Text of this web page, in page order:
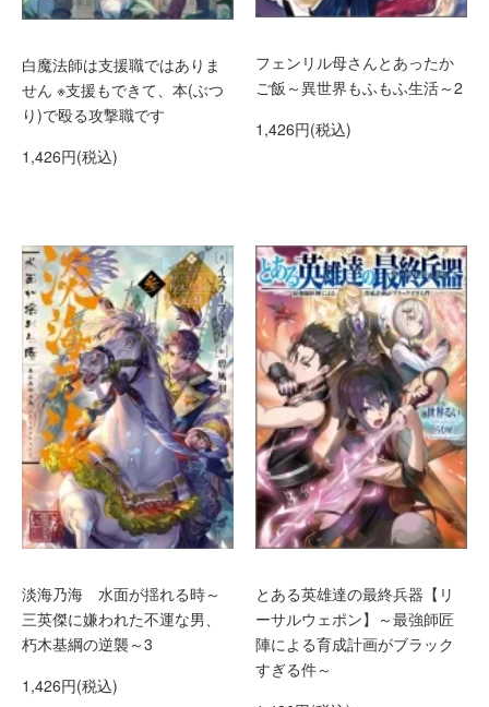
白魔法師は支援職ではありま
せん ※支援もできて、本(ぶつ
り)で殴る攻撃職です
1,426円(税込)
フェンリル母さんとあったか
ご飯～異世界もふもふ生活～2
1,426円(税込)
淡海乃海 水面が揺れる時～
三英傑に嫌われた不運な男、
朽木基綱の逆襲～3
1,426円(税込)
とある英雄達の最終兵器【リ
ーサルウェポン】～最強師匠
陣による育成計画がブラック
すぎる件～